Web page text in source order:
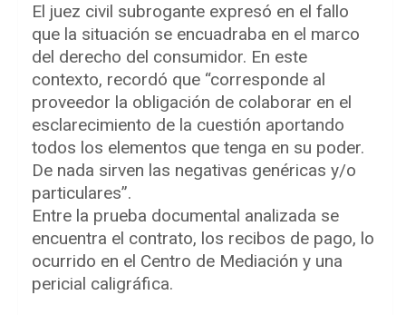
El juez civil subrogante expresó en el fallo
que la situación se encuadraba en el marco
del derecho del consumidor. En este
contexto, recordó que “corresponde al
proveedor la obligación de colaborar en el
esclarecimiento de la cuestión aportando
todos los elementos que tenga en su poder.
De nada sirven las negativas genéricas y/o
particulares”.
Entre la prueba documental analizada se
encuentra el contrato, los recibos de pago, lo
ocurrido en el Centro de Mediación y una
pericial caligráfica.